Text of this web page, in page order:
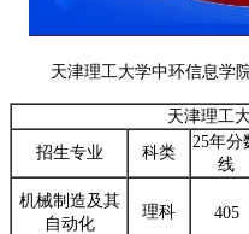
天津理工大学中环信息学
天津理工
招生专业
科类
25年分
线
机械制造及其
自动化
理科 405